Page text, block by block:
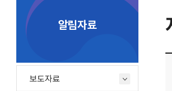
알림자료
보도자료